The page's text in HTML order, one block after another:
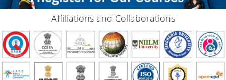
Affiliations and Collaborations